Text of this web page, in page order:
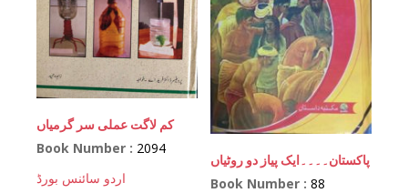
کم لاگت عملی سر گرمیاں
Book Number : 2094
اردو سائنس بورڈ
پاکستان۔۔۔۔ایک پیاز دو روٹیاں
Book Number :88